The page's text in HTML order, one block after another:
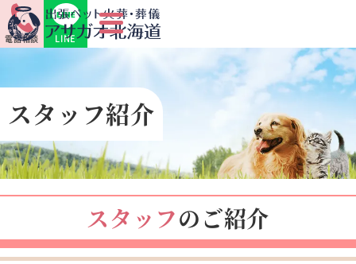
電話相談 LINE
スタッフ紹介
スタッフのご紹介